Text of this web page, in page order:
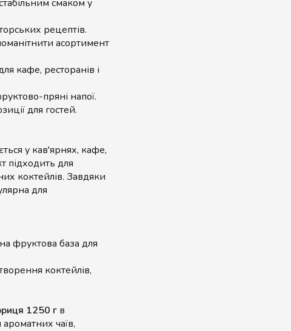
смаком у
рецептів.
асортимент
кафе, ресторанів і
пряні напої.
для гостей.
у кав'ярнях, кафе,
підходить для
коктейлів. Завдяки
для
фруктова база для
коктейлів,
1250 г в
чаїв,